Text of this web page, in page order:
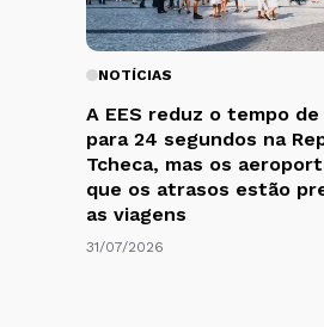
NOTÍCIAS
A EES reduz o tempo
para 24 segundos na
Tcheca, mas os
que os atrasos estão
as viagens
31/07/2026